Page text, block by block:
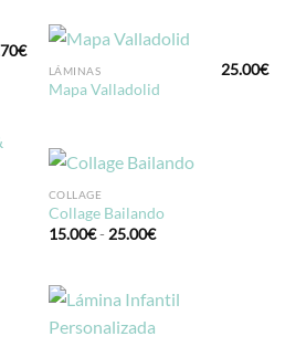
€
LÁMINAS
Mapa Valladolid
25.00€
COLLAGE
Collage Bailando
15.00€ - 25.00€Rango
15.00€
hasta